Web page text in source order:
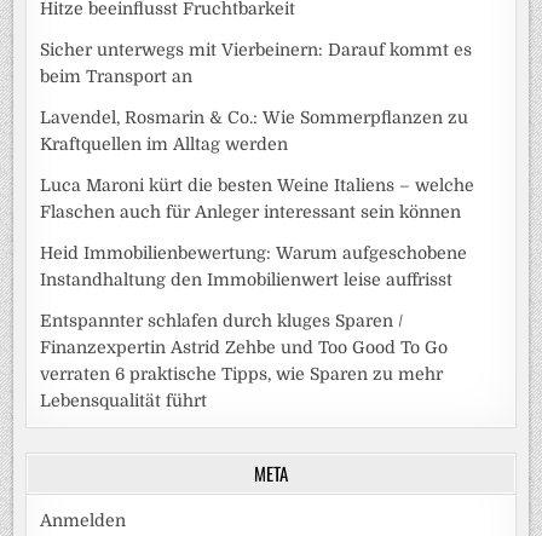
Hitze beeinflusst Fruchtbarkeit
Sicher unterwegs mit Vierbeinern: Darauf kommt es
beim Transport an
Lavendel, Rosmarin & Co.: Wie Sommerpflanzen zu
Kraftquellen im Alltag werden
Luca Maroni kürt die besten Weine Italiens – welche
Flaschen auch für Anleger interessant sein können
Heid Immobilienbewertung: Warum aufgeschobene
Instandhaltung den Immobilienwert leise auffrisst
Entspannter schlafen durch kluges Sparen /
Finanzexpertin Astrid Zehbe und Too Good To Go
verraten 6 praktische Tipps, wie Sparen zu mehr
Lebensqualität führt
META
Anmelden